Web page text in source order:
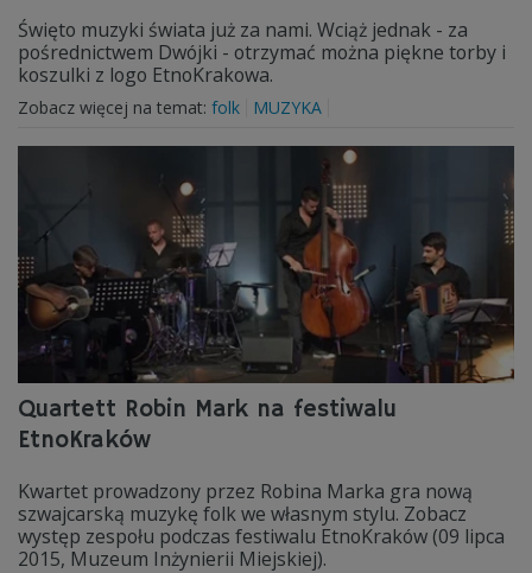
Święto muzyki świata już za nami. Wciąż jednak - za
pośrednictwem Dwójki - otrzymać można piękne torby i
koszulki z logo EtnoKrakowa.
Zobacz więcej na temat: folk MUZYKA
Quartett Robin Mark na festiwalu
EtnoKraków
Kwartet prowadzony przez Robina Marka gra nową
szwajcarską muzykę folk we własnym stylu. Zobacz
występ zespołu podczas festiwalu EtnoKraków (09 lipca
2015, Muzeum Inżynierii Miejskiej).